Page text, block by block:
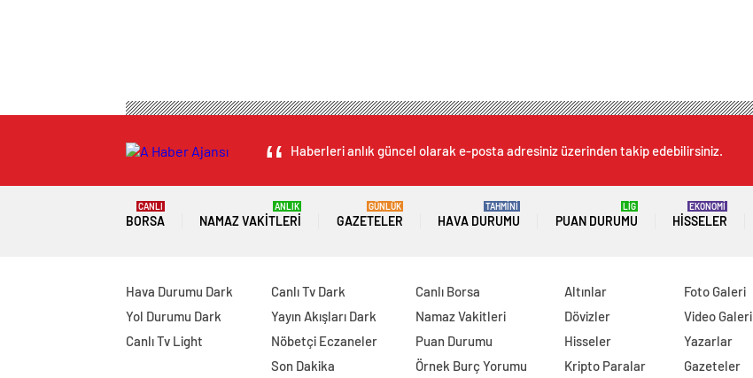
Haberleri anlık güncel olarak e-posta adresiniz üzerinden takip edebilirsiniz.
BORSA
CANLI
NAMAZ VAKITLERI
ANLIK
GAZETELER
GÜNLÜK
HAVA DURUMU
TAHMİNİ
PUAN DURUMU
LİG
HISSELER
EKONOMİ
Hava Durumu Dark
Yol Durumu Dark
Canlı Tv Light
Canlı Tv Dark
Yayın Akışları Dark
Nöbetçi Eczaneler
Son Dakika
Canlı Borsa
Namaz Vakitleri
Puan Durumu
Örnek Burç Yorumu
Altınlar
Dövizler
Hisseler
Kripto Paralar
Foto Galeri
Video Galeri
Yazarlar
Gazeteler